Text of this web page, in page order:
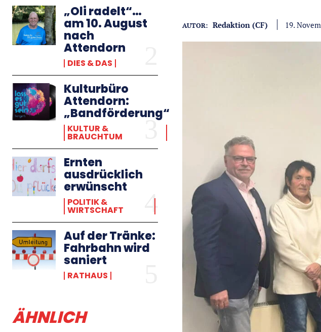
„Oli radelt“…
am 10. August
nach
Attendorn
DIES & DAS
Kulturbüro
Attendorn:
„Bandförderung“
KULTUR &
BRAUCHTUM
Ernten
ausdrücklich
erwünscht
POLITIK &
WIRTSCHAFT
Auf der Tränke:
Fahrbahn wird
saniert
RATHAUS
ÄHNLICH
AUTOR: Redaktion (CF) 19.